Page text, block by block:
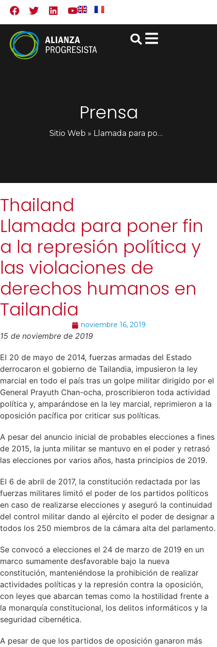
Prensa
Sitio Web » Llamada para poner fin a la represión política y las violaciones de derechos humanos en Tailandia
Thailand
Llamada para poner fin
a la represión política y
las violaciones de
derechos humanos en
Tailandia
noviembre 16, 2019
15 de noviembre de 2019
El 20 de mayo de 2014, fuerzas armadas del Estado
derrocaron el gobierno de Tailandia, impusieron la ley
marcial en todo el país tras un golpe militar dirigido por el
General Prayuth Chan-ocha, proscribieron toda actividad
política y, amparándose en la ley marcial, reprimieron a la
oposición pacífica por criticar sus políticas.
A pesar del anuncio inicial de probables elecciones a fines
de 2015, la junta militar se mantuvo en el poder y retrasó
las elecciones por varios años, hasta principios de 2019.
El 6 de abril de 2017, la constitución redactada por las
fuerzas militares limitó el poder de los partidos políticos
en caso de realizarse elecciones y aseguró la continuidad
del control militar dando al ejército el poder de designar a
todos los 250 miembros de la cámara alta del parlamento.
Se convocó a elecciones el 24 de marzo de 2019 en un
marco sumamente desfavorable bajo la nueva
constitución, manteniéndose la prohibición de realizar
actividades políticas y la represión contra la oposición,
con leyes que abarcan temas como la hostilidad frente a
la monarquía constitucional, los delitos informáticos y la
seguridad cibernética.
A pesar de que los partidos de oposición ganaron más